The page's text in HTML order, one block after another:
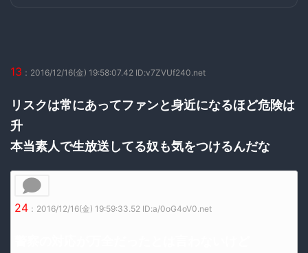
13 ：2016/12/16(金) 19:58:07.42 ID:v7ZVUf240.net
リスクは常にあってファンと身近になるほど危険は
升
本当素人で生放送してる奴も気をつけるんだな
24 ：2016/12/16(金) 19:59:33.52 ID:a/0oG4oV0.net